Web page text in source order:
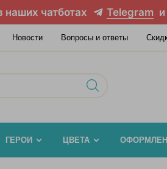
наших чатботах Telegram и
Новости Вопросы и ответы
ГЕРОИ ЦВЕТА